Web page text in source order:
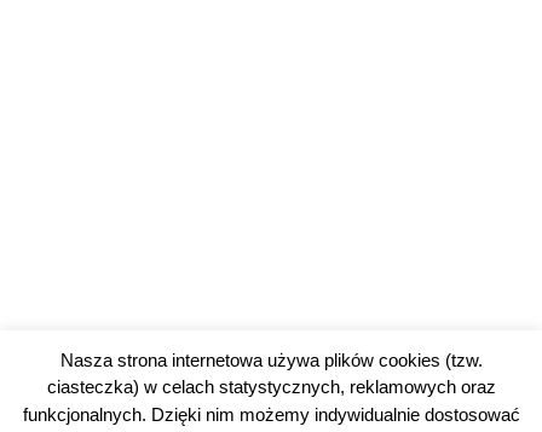
Nasza strona internetowa używa plików cookies (tzw.
ciasteczka) w celach statystycznych, reklamowych oraz
funkcjonalnych. Dzięki nim możemy indywidualnie dostosować